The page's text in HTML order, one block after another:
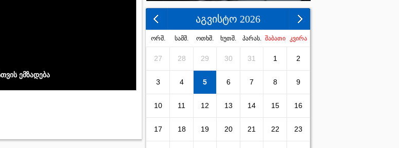
ემზადება
აგვისტო 2026
ორშ. სამშ. ოთხშ. ხუთშ. პარას. შაბათი კვირა
27 28 29 30 31 1 2
3 4 5 6 7 8 9
10 11 12 13 14 15 16
17 18 19 20 21 22 23